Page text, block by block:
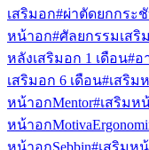
เสริมอก#ผ่าตัดยกกระ
หน้าอก#ศัลยกรรมเสริ
หลังเสริมอก 1 เดือน#อ
เสริมอก 6 เดือน#เสริม
หน้าอกMentor#เสริมห
หน้าอก
หน้าอกSebbin#เสริมห